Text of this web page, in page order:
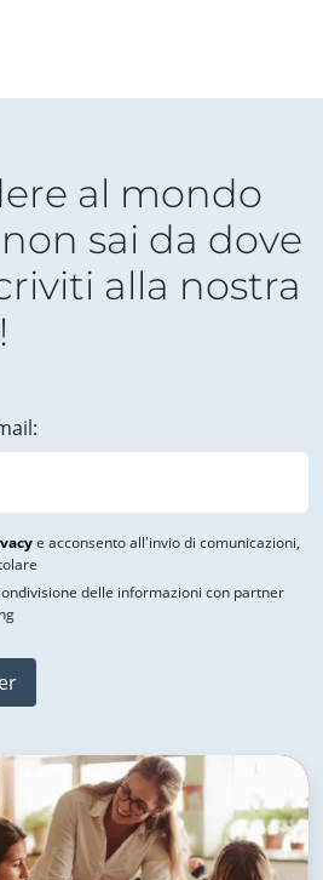
al mondo
sai da dove
alla nostra
e acconsento all'invio di comunicazioni,
delle informazioni con partner